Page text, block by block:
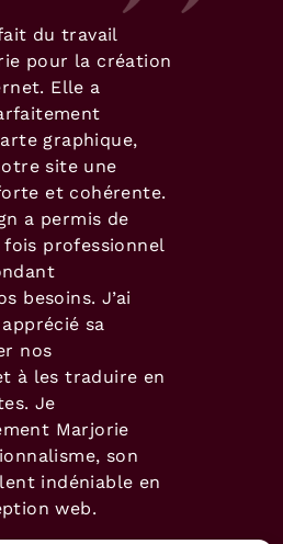
du travail
pour la création
Elle a
graphique,
site une
et cohérente.
a permis de
professionnel
besoins. J’ai
sa
nos
à les traduire en
Je
Marjorie
son
indéniable en
web.